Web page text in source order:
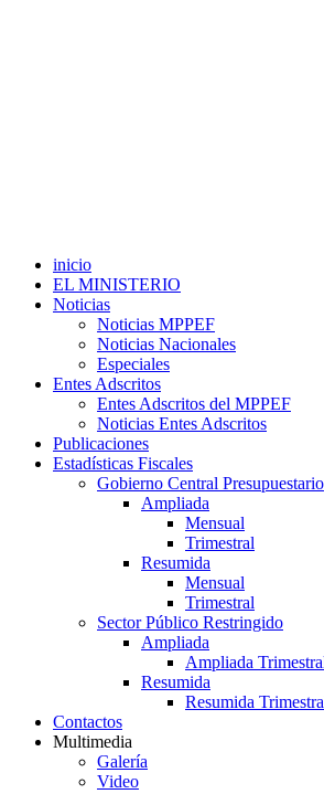
inicio
EL MINISTERIO
Noticias
Noticias MPPEF
Noticias Nacionales
Especiales
Entes Adscritos
Entes Adscritos del MPPEF
Noticias Entes Adscritos
Publicaciones
Estadísticas Fiscales
Gobierno Central Presupuestario
Ampliada
Mensual
Trimestral
Resumida
Mensual
Trimestral
Sector Público Restringido
Ampliada
Ampliada
Resumida
Resumida
Contactos
Multimedia
Galería
Video